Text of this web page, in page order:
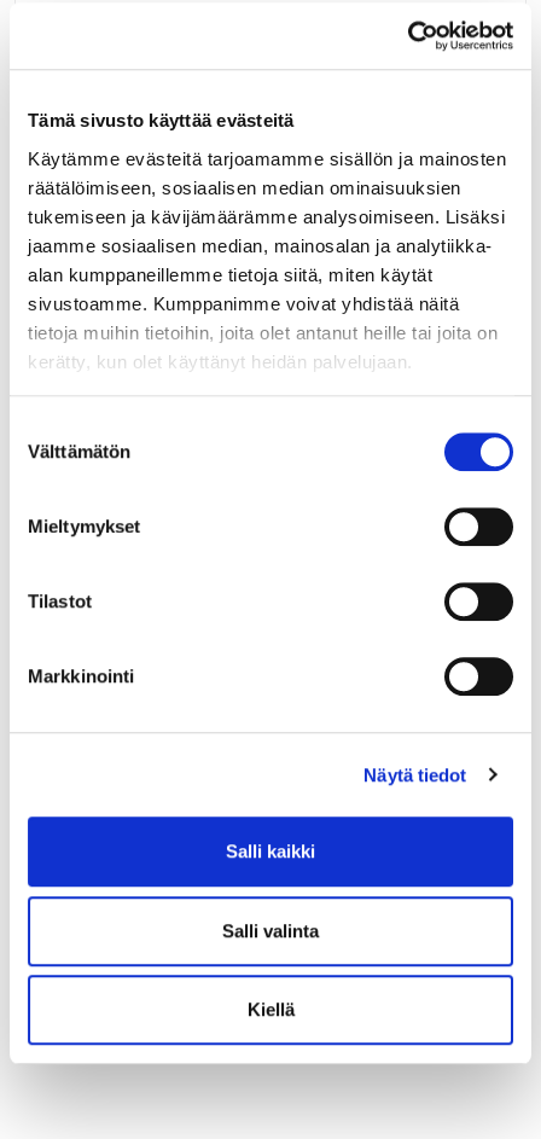
Tämä sivusto käyttää evästeitä
Käytämme evästeitä tarjoamamme sisällön ja mainosten
räätälöimiseen, sosiaalisen median ominaisuuksien
tukemiseen ja kävijämäärämme analysoimiseen. Lisäksi
jaamme sosiaalisen median, mainosalan ja analytiikka-
alan kumppaneillemme tietoja siitä, miten käytät
sivustoamme. Kumppanimme voivat yhdistää näitä
tietoja muihin tietoihin, joita olet antanut heille tai joita on
kerätty, kun olet käyttänyt heidän palvelujaan.
valinta
Välttämätön
Mieltymykset
Tilastot
Markkinointi
Näytä tiedot
Salli kaikki
Salli valinta
Kiellä
Kirjaudu sisään
Hei yritysasiakas!
Jos teillä ei vielä ole avattuna tunnuksia
verkkokauppaamme, niin olkaa yhteydessä
mail@helatukku.com
Yksikkö: